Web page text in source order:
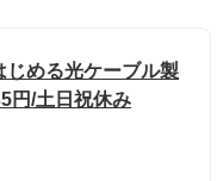
じめる光ケーブル製
円/土日祝休み